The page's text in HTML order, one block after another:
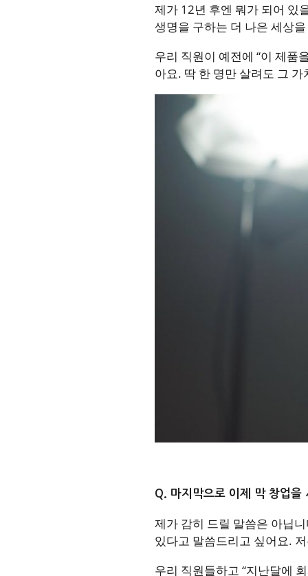
제가 12년 후엔 뭐가 되어 있
생명을 구하는 더 나은 세상
우리 직원이 예전에 “이 제품
아요. 딱 한 명만 살려도 그
Q. 마지막으로 이제 막 창업을
제가 감히 드릴 말씀은 아닙
있다고 말씀드리고 싶어요.
우리 직원들하고 “지난달에